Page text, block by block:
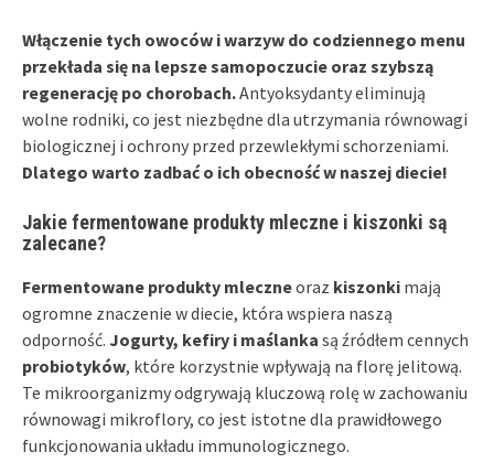
Włączenie tych owoców i warzyw do codziennego menu
przekłada się na lepsze samopoczucie oraz szybszą
regenerację po chorobach.Antyoksydanty eliminują
wolne rodniki, co jest niezbędne dla utrzymania równowagi
biologicznej i ochrony przed przewlekłymi schorzeniami.
Dlatego warto zadbać o ich obecność w naszej diecie!
Jakie fermentowane produkty mleczne i kiszonki są
zalecane?
Fermentowane produkty mleczneoraz kiszonki mają
ogromne znaczenie w diecie, która wspiera naszą
odporność. Jogurty, kefiry i maślanka są źródłem cennych
probiotyków, które korzystnie wpływają na florę jelitową.
Te mikroorganizmy odgrywają kluczową rolę w zachowaniu
równowagi mikroflory, co jest istotne dla prawidłowego
funkcjonowania układu immunologicznego.